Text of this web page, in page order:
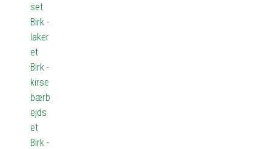
set
Birk -
laker
et
Birk -
kirse
bærb
ejds
et
Birk -